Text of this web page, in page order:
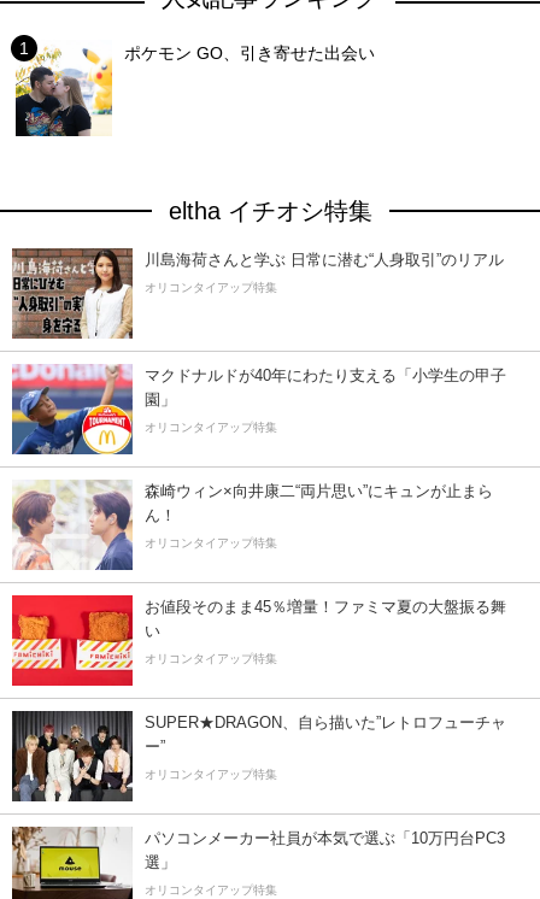
ポケモン GO、引き寄せた出会い
eltha イチオシ特集
川島海荷さんと学ぶ 日常に潜む“人身取引”のリアル
オリコンタイアップ特集
マクドナルドが40年にわたり支える「小学生の甲子
園」
オリコンタイアップ特集
森崎ウィン×向井康二“両片思い”にキュンが止まら
ん！
オリコンタイアップ特集
お値段そのまま45％増量！ファミマ夏の大盤振る舞
い
オリコンタイアップ特集
SUPER★DRAGON、自ら描いた”レトロフューチャ
ー”
オリコンタイアップ特集
パソコンメーカー社員が本気で選ぶ「10万円台PC3
選」
オリコンタイアップ特集